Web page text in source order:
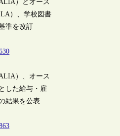
）とオース
）、学校図書
準を改訂
）、オース
した給与・雇
結果を公表